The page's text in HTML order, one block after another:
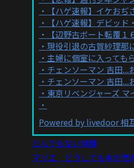
【ハゲ速報】イケお
【ハゲ速報】デビッ
【辺野古ボート転覆
現役引退の古賀紗理那
主婦に個室に入っても
チェンソーマン 吉田...
チェンソーマン 吉田...
東京リベンジャーズ
Powered by livedoor 相
とんでもない体験
マリエ どうしても本が売